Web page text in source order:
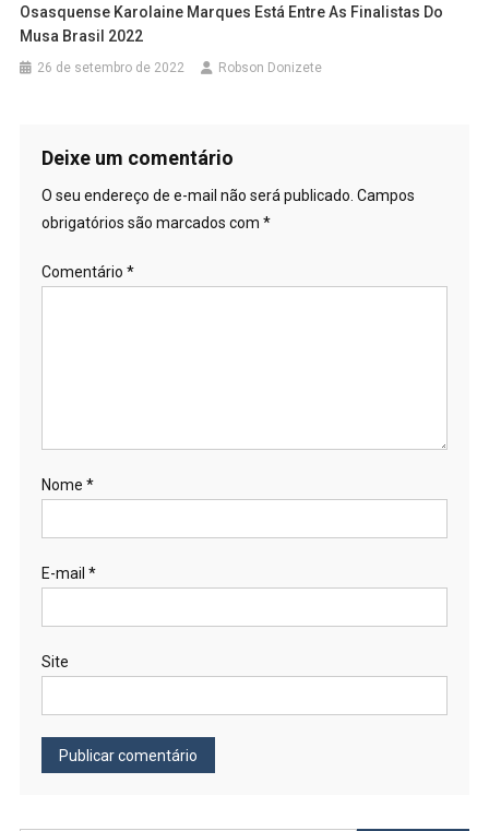
Osasquense Karolaine Marques Está Entre As Finalistas Do
Musa Brasil 2022
26 de setembro de 2022 Robson Donizete
Deixe um comentário
O seu endereço de e-mail não será publicado. Campos
obrigatórios são marcados com *
Comentário *
Nome *
E-mail *
Site